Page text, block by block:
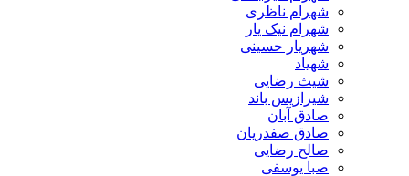
شهرام ناظری
شهرام نیک یار
شهریار حسینی
شیث رضایی
شیرازیس باند
صادق آبان
صادق صفدریان
صالح رضایی
صبا یوسفی